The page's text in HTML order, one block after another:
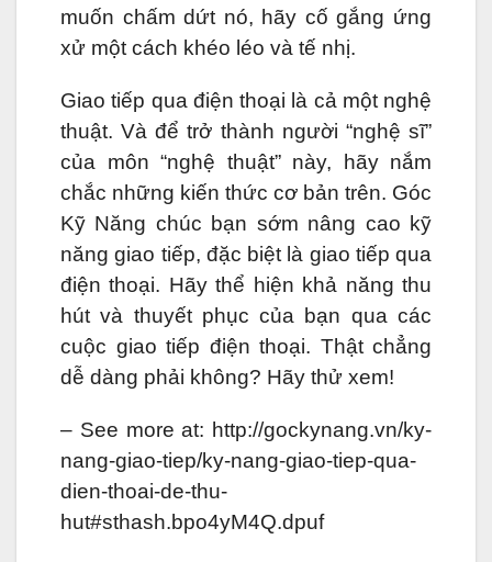
muốn chấm dứt nó, hãy cố gắng ứng
xử một cách khéo léo và tế nhị.
Giao tiếp qua điện thoại là cả một nghệ
thuật. Và để trở thành người “nghệ sĩ”
của môn “nghệ thuật” này, hãy nắm
chắc những kiến thức cơ bản trên. Góc
Kỹ Năng chúc bạn sớm nâng cao kỹ
năng giao tiếp, đặc biệt là giao tiếp qua
điện thoại. Hãy thể hiện khả năng thu
hút và thuyết phục của bạn qua các
cuộc giao tiếp điện thoại. Thật chẳng
dễ dàng phải không? Hãy thử xem!
– See more at: http://gockynang.vn/ky-
nang-giao-tiep/ky-nang-giao-tiep-qua-
dien-thoai-de-thu-
hut#sthash.bpo4yM4Q.dpuf